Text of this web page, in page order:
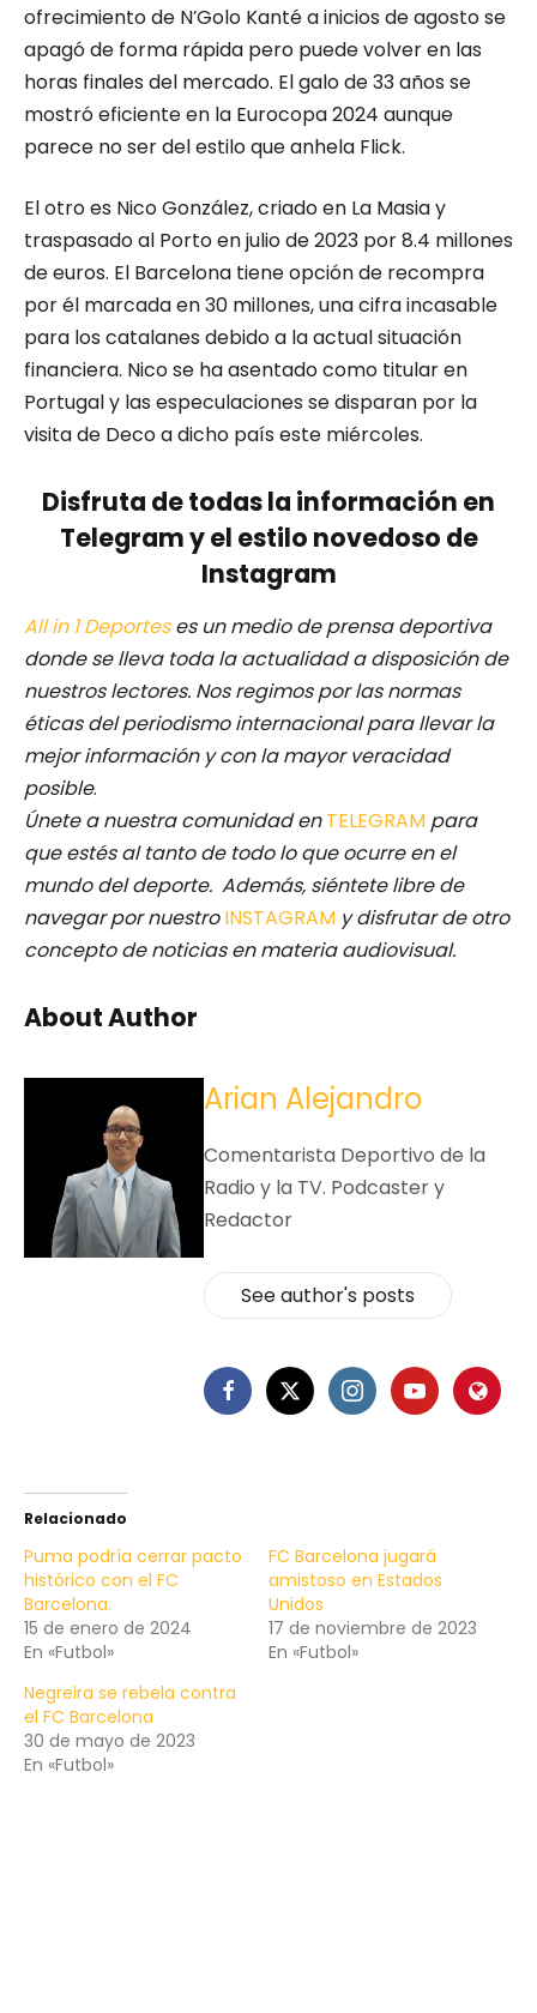
ofrecimiento de N’Golo Kanté a inicios de agosto se
apagó de forma rápida pero puede volver en las
horas finales del mercado. El galo de 33 años se
mostró eficiente en la Eurocopa 2024 aunque
parece no ser del estilo que anhela Flick.
El otro es Nico González, criado en La Masia y
traspasado al Porto en julio de 2023 por 8.4 millones
de euros. El Barcelona tiene opción de recompra
por él marcada en 30 millones, una cifra incasable
para los catalanes debido a la actual situación
financiera. Nico se ha asentado como titular en
Portugal y las especulaciones se disparan por la
visita de Deco a dicho país este miércoles.
Disfruta de todas la información en
Telegram y el estilo novedoso de
Instagram
All in 1 Deporteses un medio de prensa deportiva
donde se lleva toda la actualidad a disposición de
nuestros lectores. Nos regimos por las normas
éticas del periodismo internacional para llevar la
mejor información y con la mayor veracidad
posible.
Únete a nuestra comunidad enTELEGRAM para
que estés al tanto de todo lo que ocurre en el
mundo del deporte. Además, siéntete libre de
navegar por nuestro INSTAGRAM y disfrutar de otro
concepto de noticias en materia audiovisual.
About Author
Arian Alejandro
Comentarista Deportivo de la
Radio y la TV. Podcaster y
Redactor
See author's posts
Relacionado
Puma podría cerrar pacto
histórico con el FC
Barcelona.
15 de enero de 2024
En «Futbol»
FC Barcelona jugará
amistoso en Estados
Unidos
17 de noviembre de 2023
En «Futbol»
Negreira se rebela contra
el FC Barcelona
30 de mayo de 2023
En «Futbol»